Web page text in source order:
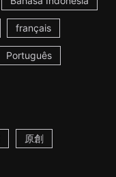
français
Português
原創